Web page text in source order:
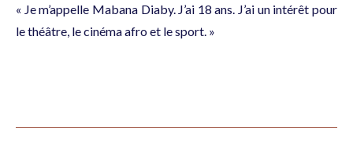
« Je m’appelle Mabana Diaby. J’ai 18 ans. J’ai un intérêt pour
le théâtre, le cinéma afro et le sport. »